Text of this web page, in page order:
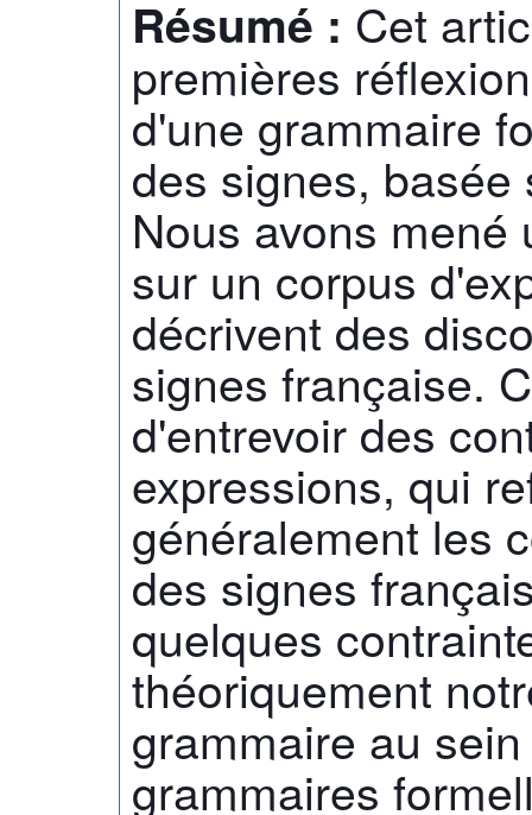
Résumé : Cet
premières
d'une grammaire
des signes,
Nous avons
sur un corpus
décrivent des
signes française.
d'entrevoir des
expressions, qui
généralement les
des signes
quelques
théoriquement
grammaire au
grammaires